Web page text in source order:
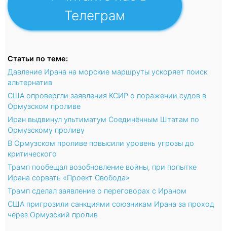
Телеграм
Статьи по теме:
Давление Ирана на морские маршруты ускоряет поиск
альтернатив
США опровергли заявления КСИР о поражении судов в
Ормузском проливе
Иран выдвинул ультиматум Соединённым Штатам по
Ормузскому проливу
В Ормузском проливе повысили уровень угрозы до
критического
Трамп пообещал возобновление войны, при попытке
Ирана сорвать «Проект Свобода»
Трамп сделал заявление о переговорах с Ираном
США пригрозили санкциями союзникам Ирана за проход
через Ормузский пролив